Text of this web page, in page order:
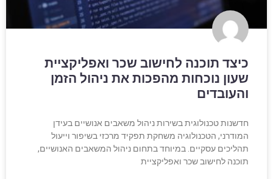
כיצד תוכנה לחישוב שכר ואפליקציית
שעון נוכחות מהפכות את ניהול הזמן
והעובדים
חדשנות טכנולוגית בשירות ניהול משאבים אנושיים בעידן
המודרני, הטכנולוגיה משחקת תפקיד מרכזי בשיפור וייעול
תהליכים עסקיים. במיוחד בתחום ניהול המשאבים האנושיים,
תוכנה לחישוב שכר ואפליקציית